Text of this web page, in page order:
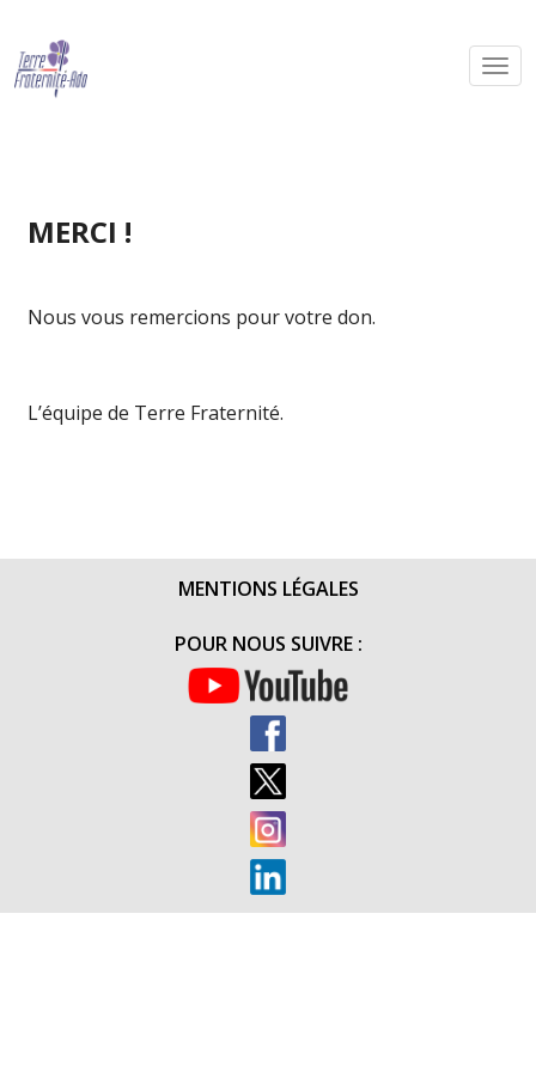
MERCI !
Nous vous remercions pour votre don.
L’équipe de Terre Fraternité.
MENTIONS LÉGALES
POUR NOUS SUIVRE :